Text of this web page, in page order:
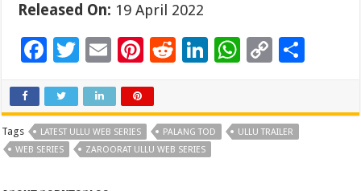
Released On: 19 April 2022
F
e
b
o
T
tt
er
E
ai
l
Pi
er
es
t
R
di
t
Li
e
dI
W
sA
C
y
Tags LATEST ULLU WEB SERIES PALANG TOD
ULLU TRAILER
WEB SERIES
ZAROORAT ULLU WEB SERIES